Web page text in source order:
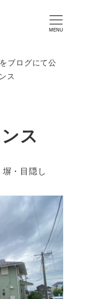
MENU
ブログにて公
ス
ス
ゴリー
塀・目隠し